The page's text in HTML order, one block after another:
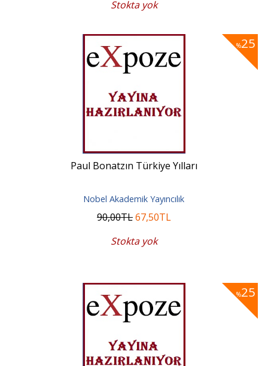
Stokta yok
%25
Paul Bonatzın Türkiye Yılları
Nobel Akademik Yayıncılık
90,00TL67,50TL
Stokta yok
%25